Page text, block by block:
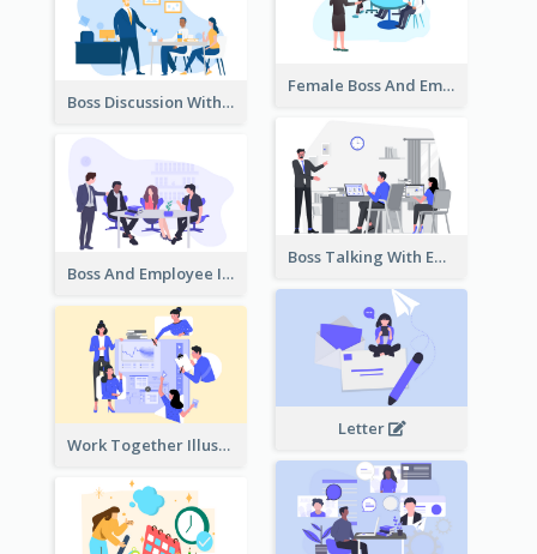
Female Boss And Employee Illustration
Boss Discussion With Employee Illustration
Boss Talking With Employee Illustration
Boss And Employee Illustration
Letter
Work Together Illustration